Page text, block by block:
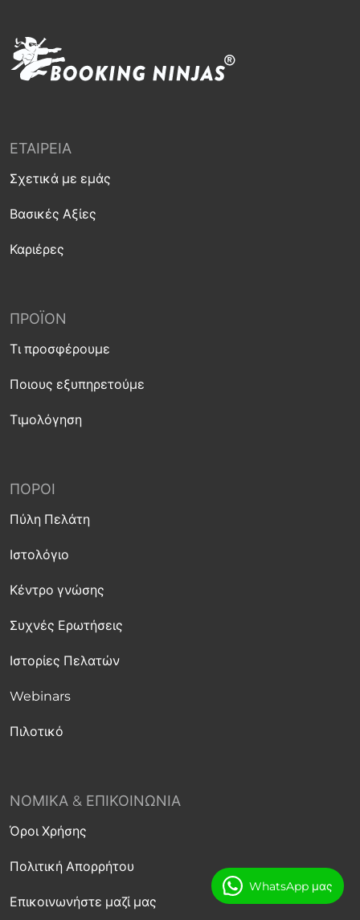
ΕΤΑΙΡΕΊΑ
Σχετικά με εμάς
Βασικές Αξίες
Καριέρες
ΠΡΟΪΌΝ
Τι προσφέρουμε
Ποιους εξυπηρετούμε
Τιμολόγηση
ΠΌΡΟΙ
Πύλη Πελάτη
Ιστολόγιο
Κέντρο γνώσης
Συχνές Ερωτήσεις
Ιστορίες Πελατών
Webinars
Πιλοτικό
ΝΟΜΙΚΆ & ΕΠΙΚΟΙΝΩΝΊΑ
Όροι Χρήσης
Πολιτική Απορρήτου
Επικοινωνήστε μαζί μας
WhatsApp μας